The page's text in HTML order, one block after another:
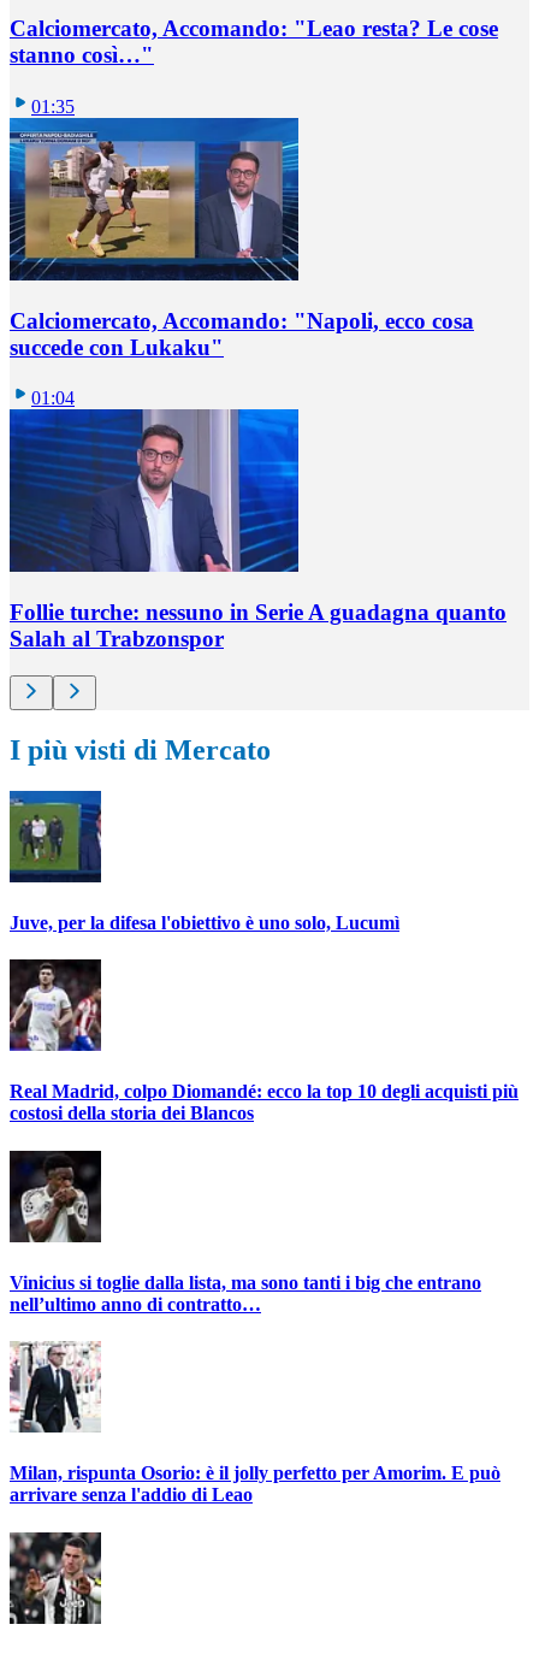
Calciomercato, Accomando: "Leao resta? Le cose
stanno così…"
01:35
Calciomercato, Accomando: "Napoli, ecco cosa
succede con Lukaku"
01:04
Follie turche: nessuno in Serie A guadagna quanto
Salah al Trabzonspor
I più visti di Mercato
Juve, per la difesa l'obiettivo è uno solo, Lucumì
Real Madrid, colpo Diomandé: ecco la top 10 degli acquisti più
costosi della storia dei Blancos
Vinicius si toglie dalla lista, ma sono tanti i big che entrano
nell’ultimo anno di contratto…
Milan, rispunta Osorio: è il jolly perfetto per Amorim. E può
arrivare senza l'addio di Leao